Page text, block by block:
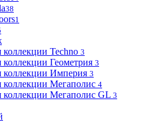
38
1
Techno 3
Геометрия 3
коллекции Империя 3
коллекции Мегаполис 4
коллекции Мегаполис GL 3